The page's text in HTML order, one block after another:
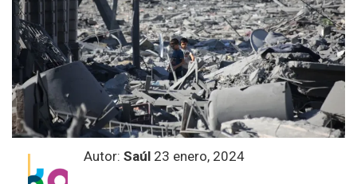
Autor: Saúl 23 enero, 2024